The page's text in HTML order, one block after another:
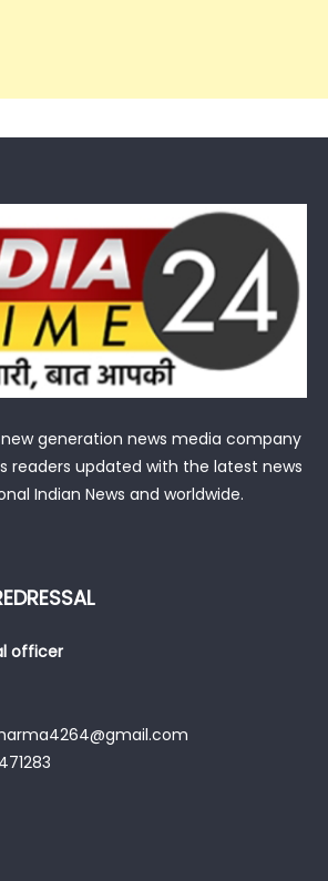
generation news media company
readers updated with the latest news
Indian News and worldwide.
officer